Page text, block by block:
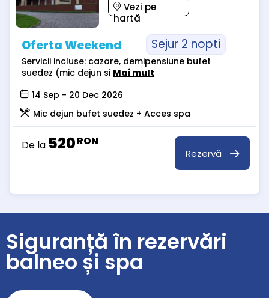
Vezi pe
hartă
Oferta Weekend Sejur 2 nopti
Servicii incluse: cazare, demipensiune bufet
suedez (mic dejun si Mai mult
14 Sep - 20 Dec 2026
Mic dejun bufet suedez + Acces spa
De la 520RON
Rezervă
Siguranță în rezervări
balneo și spa